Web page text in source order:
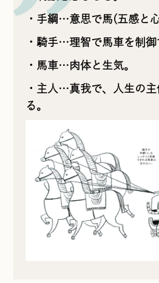
・手綱…意思で馬(五感と
・騎手…理智で馬車を制御
・馬車…肉体と生気。
・主人…真我で、人生の主
る。